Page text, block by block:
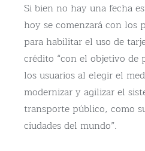
Si bien no hay una fecha
hoy se comenzará con los
para habilitar el uso de
crédito “con el objetivo de
los usuarios al elegir el
modernizar y agilizar el
transporte público, como
ciudades del mundo”.